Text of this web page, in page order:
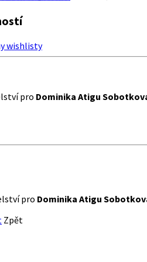
wishlisty
pro Dominika Atigu
pro Dominika Atigu
Zpět